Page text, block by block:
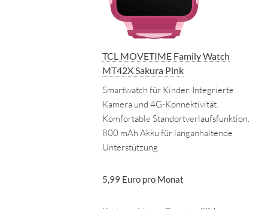
TCL MOVETIME Family Watch
MT42X Sakura Pink
Smartwatch für Kinder. Integrierte
Kamera und 4G-Konnektivität.
Komfortable Standortverlaufsfunktion.
800 mAh Akku für langanhaltende
Unterstützung
5,99 Euro pro Monat